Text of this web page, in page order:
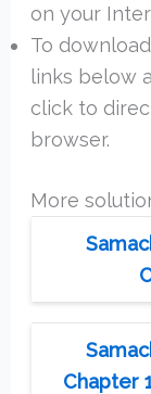
on your
To
links below
click to
browser.
More
Chapter